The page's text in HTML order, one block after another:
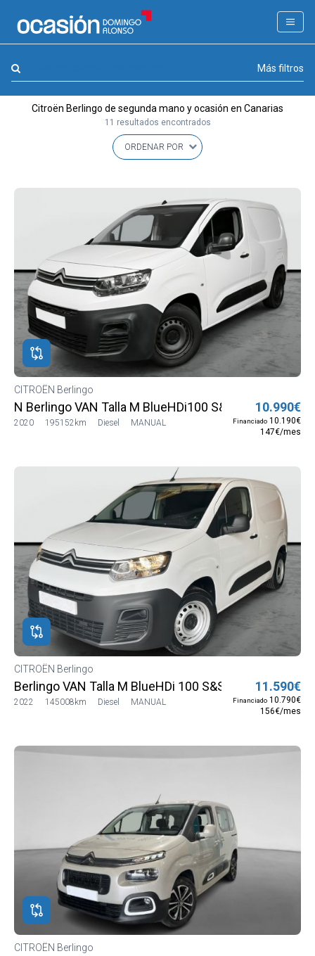
FILTROS
APPROVED
Combustible y cambio (0)
Precio y cuota
Carrocería, año y Kms. (0)
Más filtros
Citroën Berlingo de segunda mano y ocasión en Canarias
11 resultados encontrados
CITROËN Berlingo
N Berlingo VAN Talla M BlueHDi100 S&S CONTROL
2020 195152km Diesel MANUAL
10.990€
Financiado 10.190€
147€/mes
CITROËN Berlingo
Berlingo VAN Talla M BlueHDi 100 S&S Control
2022 145008km Diesel MANUAL
11.590€
Financiado 10.790€
156€/mes
CITROËN Berlingo